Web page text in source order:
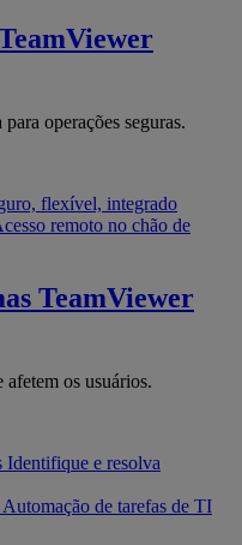
operações seguras.
flexível, integrado
remoto no chão de
TeamViewer
afetem os usuários.
Identifique e resolva
Automação de tarefas de TI